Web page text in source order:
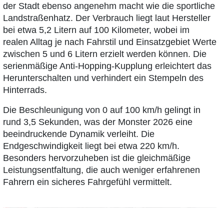
der Stadt ebenso angenehm macht wie die sportliche
Landstraßenhatz. Der Verbrauch liegt laut Hersteller
bei etwa 5,2 Litern auf 100 Kilometer, wobei im
realen Alltag je nach Fahrstil und Einsatzgebiet Werte
zwischen 5 und 6 Litern erzielt werden können. Die
serienmäßige Anti-Hopping-Kupplung erleichtert das
Herunterschalten und verhindert ein Stempeln des
Hinterrads.
Die Beschleunigung von 0 auf 100 km/h gelingt in
rund 3,5 Sekunden, was der Monster 2026 eine
beeindruckende Dynamik verleiht. Die
Endgeschwindigkeit liegt bei etwa 220 km/h.
Besonders hervorzuheben ist die gleichmäßige
Leistungsentfaltung, die auch weniger erfahrenen
Fahrern ein sicheres Fahrgefühl vermittelt.